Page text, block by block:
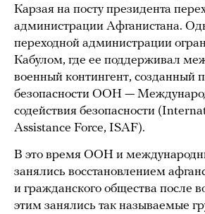
Карзая на посту президента
администрации Афганистана.
переходной администрации
Кабулом, где ее поддерживал
военный контингент, созданный
безопасности ООН —
содействия безопасности
Assistance Force, ISAF).
В это время ООН и
занялись восстановлением
и гражданского общества после
этим занялись так называемые